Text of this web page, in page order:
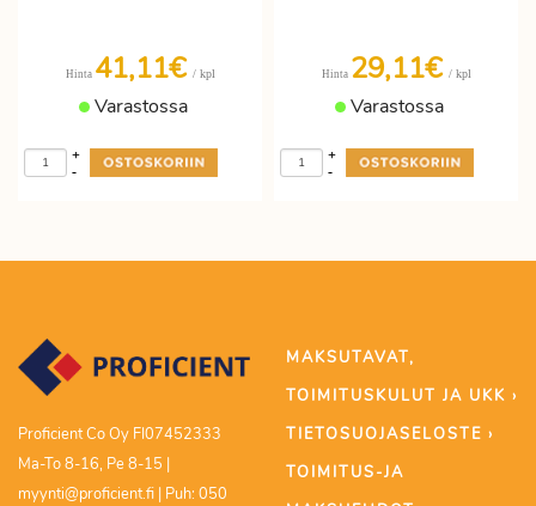
Hinta 41,11€ / kpl
Varastossa
-
+
Hinta 29,11€ / kpl
Varastossa
-
+
Proficient Co Oy FI07452333
Ma-To 8-16, Pe 8-15 |
myynti@proficient.fi | Puh: 050
MAKSUTAVAT,
TOIMITUSKULUT JA UKK ›
TIETOSUOJASELOSTE ›
TOIMITUS-JA